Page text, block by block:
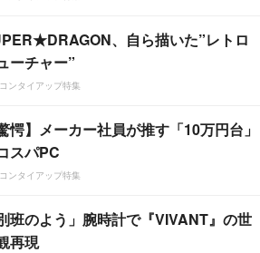
、自ら描いた”レトロ
ーチャー”
ンタイアップ特集
驚愕】メーカー社員が推す「10万円台」
スパPC
ンタイアップ特集
班のよう」腕時計で『VIVANT』の世
再現